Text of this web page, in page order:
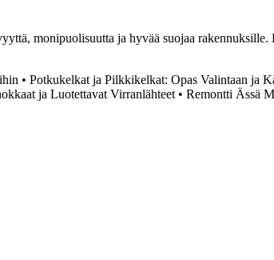
monipuolisuutta ja hyvää suojaa
• Potkukelkat ja Pilkkikelkat: Opas Valintaan ja
ja Luotettavat Virranlähteet• Remontti Ässä